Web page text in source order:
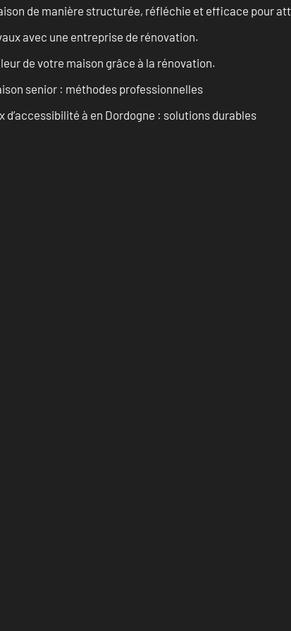
de manière structurée, réfléchie et efficace pour
avec une entreprise de rénovation.
de votre maison grâce à la rénovation.
senior : méthodes professionnelles
à en Dordogne : solutions durables